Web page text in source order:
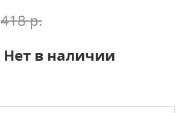
418 р.
Нет в наличии